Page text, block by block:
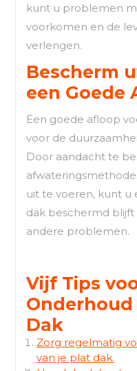
kunt u problemen
voorkomen en de
verlengen.
Bescherm
een Goede
Een goede afloop
voor de
Door aandacht te
uit te voeren, kunt
dak beschermd
andere problemen.
Vijf Tips
Onderhoud
Dak
Zorg regelmatig
van je plat dak.